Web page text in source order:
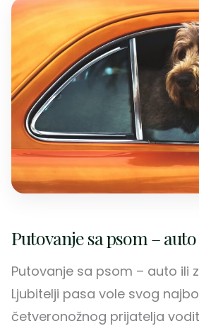
Putovanje sa psom –
Putovanje sa psom – auto ili
Ljubitelji pasa vole svog
četveronožnog prijatelja